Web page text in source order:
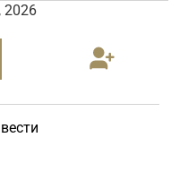
2026